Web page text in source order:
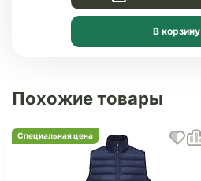
В корзину
Похожие товары
Специальная цена